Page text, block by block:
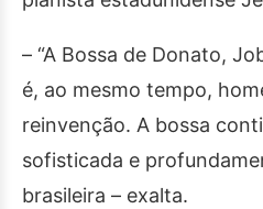
– “A Bossa de Donato,
é, ao mesmo tempo,
reinvenção. A bossa
sofisticada e
brasileira – exalta.